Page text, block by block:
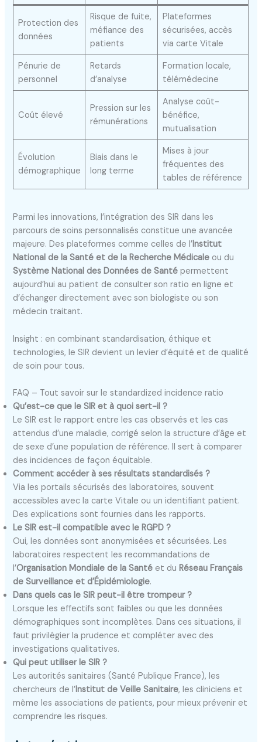
Protection des
données
Risque de fuite,
méfiance des
patients
Plateformes
sécurisées, accès
via carte Vitale
Pénurie de
personnel
Retards
d’analyse
Formation locale,
télémédecine
Coût élevé
Pression sur les
rémunérations
Analyse coût-
bénéfice,
mutualisation
Évolution
démographique
Biais dans le
long terme
Mises à jour
fréquentes des
tables de référence
Parmi les innovations, l’intégration des SIR dans les
parcours de soins personnalisés constitue une avancée
majeure. Des plateformes comme celles de l’Institut
National de la Santé et de la Recherche Médicale ou du
Système National des Données de Santé permettent
aujourd’hui au patient de consulter son ratio en ligne et
d’échanger directement avec son biologiste ou son
médecin traitant.
Insight : en combinant standardisation, éthique et
technologies, le SIR devient un levier d’équité et de qualité
de soin pour tous.
FAQ – Tout savoir sur le standardized incidence ratio
Qu’est-ce que le SIR et à quoi sert-il ?
Le SIR est le rapport entre les cas observés et les cas
attendus d’une maladie, corrigé selon la structure d’âge et
de sexe d’une population de référence. Il sert à comparer
des incidences de façon équitable.
Comment accéder à ses résultats standardisés ?
Via les portails sécurisés des laboratoires, souvent
accessibles avec la carte Vitale ou un identifiant patient.
Des explications sont fournies dans les rapports.
Le SIR est-il compatible avec le RGPD ?
Oui, les données sont anonymisées et sécurisées. Les
laboratoires respectent les recommandations de
l’Organisation Mondiale de la Santé et duRéseau Français
de Surveillance et d’Épidémiologie.
Dans quels cas le SIR peut-il être trompeur ?
Lorsque les effectifs sont faibles ou que les données
démographiques sont incomplètes. Dans ces situations, il
faut privilégier la prudence et compléter avec des
investigations qualitatives.
Qui peut utiliser le SIR ?
Les autorités sanitaires (Santé Publique France), les
chercheurs de l’Institut de Veille Sanitaire, les cliniciens et
même les associations de patients, pour mieux prévenir et
comprendre les risques.